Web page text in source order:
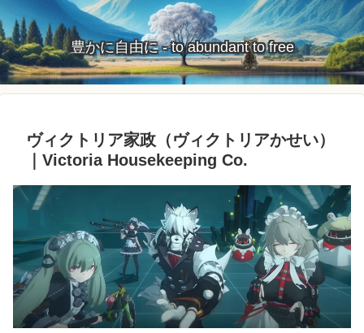
豊かに自由に - to abundant to free
ヴィクトリア家政（ヴィクトリアかせい）
｜Victoria Housekeeping Co.